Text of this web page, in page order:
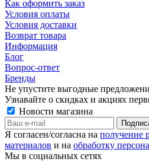
Как оформить заказ
Условия оплаты
Условия доставки
Возврат товара
Информация
Блог
Вопрос-ответ
Бренды
Не упустите выгодные
Узнавайте о скидках и акциях
Новости магазина
Я согласен/согласна на получение
материалов и на обработку
Мы в социальных сетях